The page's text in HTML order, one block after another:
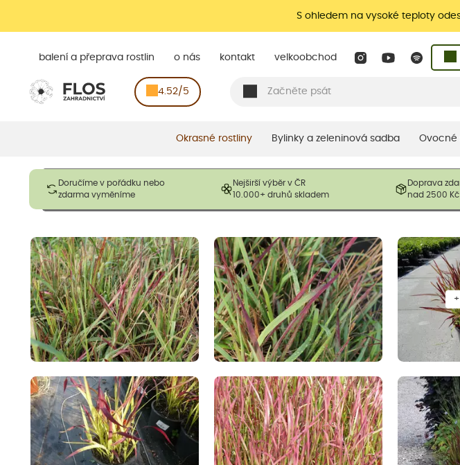
S ohledem na vysoké teploty
balení a přeprava rostlin o nás kontakt velkoobchod
4.52/5
Okrasné rostliny Bylinky a zeleninová sadba Ovocné
Doručíme v pořádku nebo
zdarma vyměníme
Nejširší výběr v ČR
10.000+ druhů skladem
Doprava
nad 2500 Kč
Obrázky slouží pouze pro ilustrační účely a mají reprezentovat prodávané produkty. V závislosti na
opadavé rostliny dodávány v dormantním stavu a bez listů. Rostliny mohou být také sestřiženy